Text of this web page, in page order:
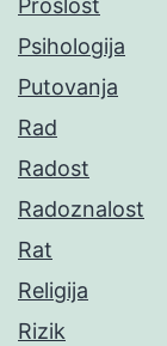
Prošlost
Psihologija
Putovanja
Rad
Radost
Radoznalost
Rat
Religija
Rizik